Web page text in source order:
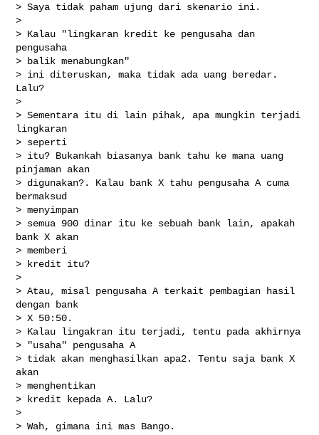
> Saya tidak paham ujung dari skenario ini.
>
> Kalau "lingkaran kredit ke pengusaha dan
pengusaha
> balik menabungkan"
> ini diteruskan, maka tidak ada uang beredar.
Lalu?
>
> Sementara itu di lain pihak, apa mungkin terjadi
lingkaran
> seperti
> itu? Bukankah biasanya bank tahu ke mana uang
pinjaman akan
> digunakan?. Kalau bank X tahu pengusaha A cuma
bermaksud
> menyimpan
> semua 900 dinar itu ke sebuah bank lain, apakah
bank X akan
> memberi
> kredit itu?
>
> Atau, misal pengusaha A terkait pembagian hasil
dengan bank
> X 50:50.
> Kalau lingakran itu terjadi, tentu pada akhirnya
> "usaha" pengusaha A
> tidak akan menghasilkan apa2. Tentu saja bank X
akan
> menghentikan
> kredit kepada A. Lalu?
>
> Wah, gimana ini mas Bango.